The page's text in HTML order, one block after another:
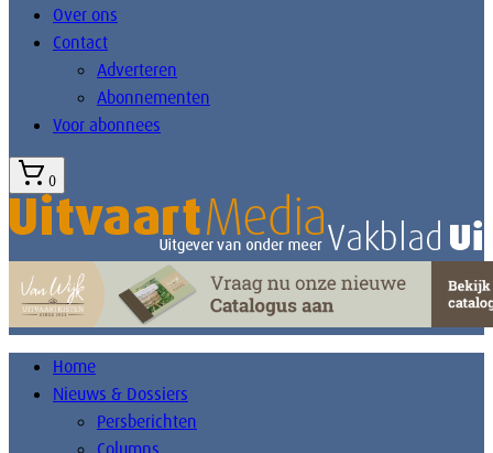
Over ons
Contact
Adverteren
Abonnementen
Voor abonnees
0
Home
Nieuws & Dossiers
Persberichten